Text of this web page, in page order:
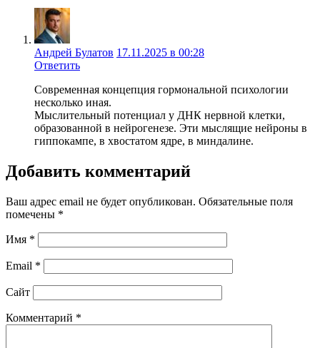
Андрей Булатов 17.11.2025 в 00:28
Ответить
Современная концепция гормональной психологии
несколько иная.
Мыслительный потенциал у ДНК нервной клетки,
образованной в нейрогенезе. Эти мыслящие нейроны в
гиппокампе, в хвостатом ядре, в миндалине.
Добавить комментарий
Ваш адрес email не будет опубликован. Обязательные поля
помечены *
Имя *
Email *
Сайт
Комментарий *